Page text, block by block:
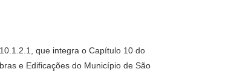
que integra o Capítulo 10 do
e Edificações do Município de São